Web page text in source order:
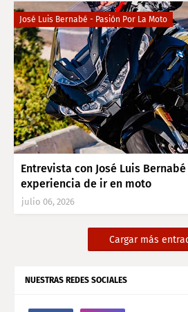
José Luis Bernabé - Pasión Por La Moto
Entrevista con José Luis
experiencia de ir en moto
julio 06, 2026
Cargar más
NUESTRAS REDES SOCIALES